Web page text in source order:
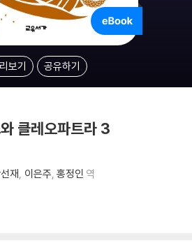
보기 공유하기
클레오파트라 3
재 이은주 홍정인 역